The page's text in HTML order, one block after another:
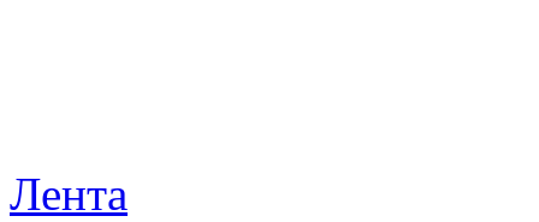
Лента